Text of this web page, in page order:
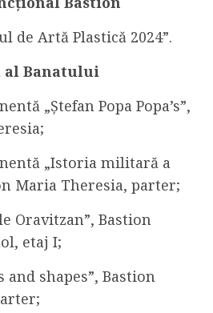
de Artă Plastică 2024”.
al Banatului
„Ștefan Popa Popa’s”,
„Istoria militară a
Maria Theresia, parter;
Oravitzan”, Bastion
etaj I;
and shapes”, Bastion